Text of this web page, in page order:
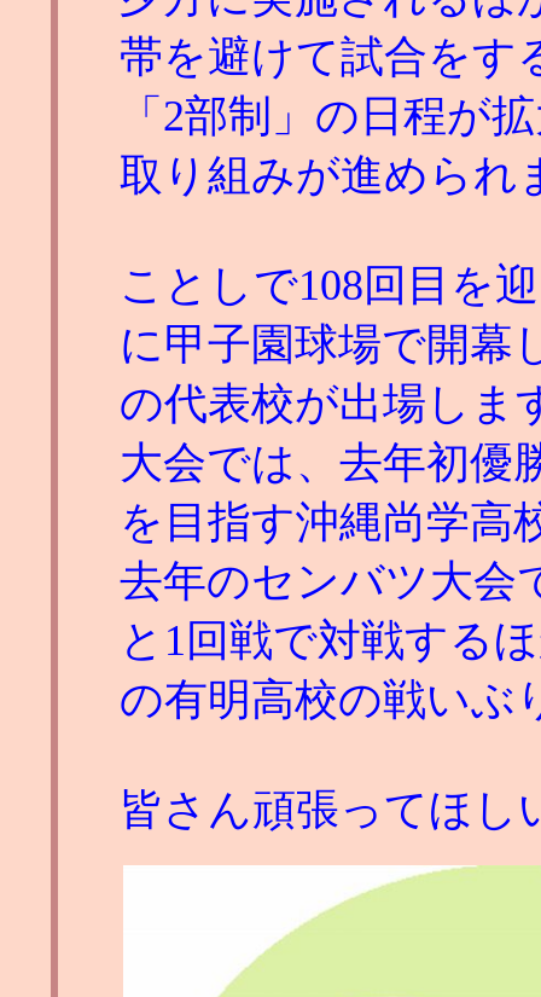
帯を避けて試合をす
「2部制」の日程が
取り組みが進められ
ことしで108回目を
に甲子園球場で開幕
の代表校が出場しま
大会では、去年初優
を目指す沖縄尚学高
去年のセンバツ大会
と1回戦で対戦する
の有明高校の戦いぶ
皆さん頑張ってほし